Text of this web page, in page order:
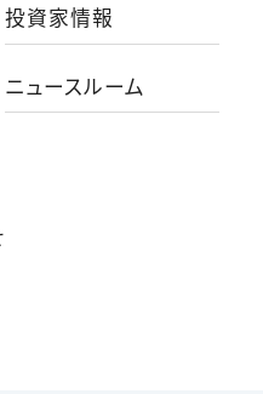
投資家情報
ニュースルーム